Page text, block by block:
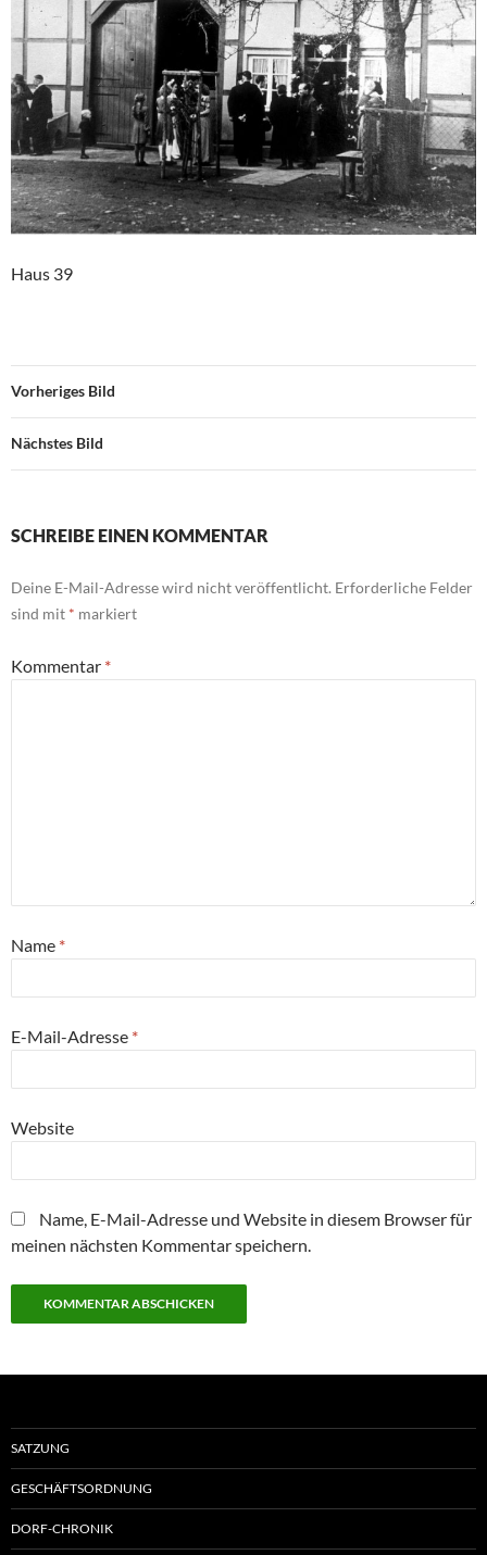
Haus 39
Vorheriges Bild
Nächstes Bild
SCHREIBE EINEN KOMMENTAR
Deine E-Mail-Adresse wird nicht veröffentlicht. Erforderliche Felder
sind mit * markiert
Kommentar *
Name *
E-Mail-Adresse *
Website
Name, E-Mail-Adresse und Website in diesem Browser für
meinen nächsten Kommentar speichern.
SATZUNG
GESCHÄFTSORDNUNG
DORF-CHRONIK